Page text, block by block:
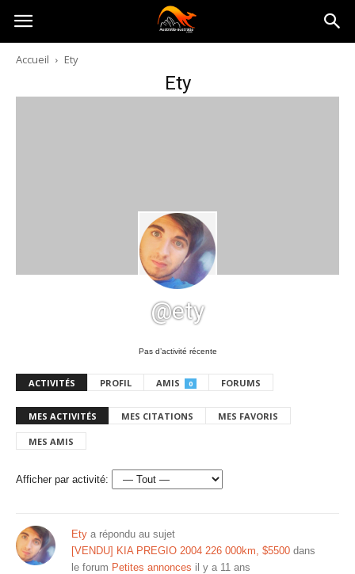
Australia-
australie.com
Accueil Ety
Ety
@ety
Pas d’activité récente
ACTIVITÉS PROFIL AMIS 0 FORUMS
MES ACTIVITÉS MES CITATIONS MES FAVORIS
MES AMIS
Afficher par activité:
Ety a répondu au sujet
[VENDU] KIA PREGIO 2004 226 000km, $5500 dans
le forum Petites annonces il y a 11 ans